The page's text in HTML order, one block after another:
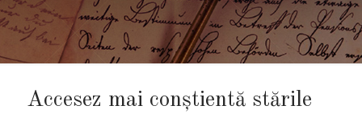
Accesez mai conștientă stările